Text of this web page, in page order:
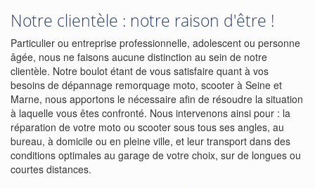
Notre clientèle : notre raison d'être !
Particulier ou entreprise professionnelle, adolescent ou personne
âgée, nous ne faisons aucune distinction au sein de notre
clientèle. Notre boulot étant de vous satisfaire quant à vos
besoins de dépannage remorquage moto, scooter à Seine et
Marne, nous apportons le nécessaire afin de résoudre la situation
à laquelle vous êtes confronté. Nous intervenons ainsi pour : la
réparation de votre moto ou scooter sous tous ses angles, au
bureau, à domicile ou en pleine ville, et leur transport dans des
conditions optimales au garage de votre choix, sur de longues ou
courtes distances.